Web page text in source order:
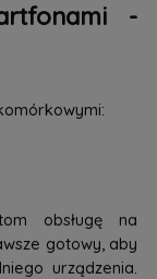
-
obsługę na
gotowy, aby
urządzenia.